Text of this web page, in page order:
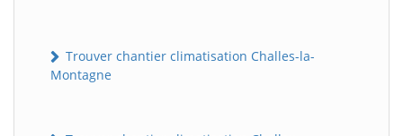
Trouver chantier climatisation Challes-la-
Montagne